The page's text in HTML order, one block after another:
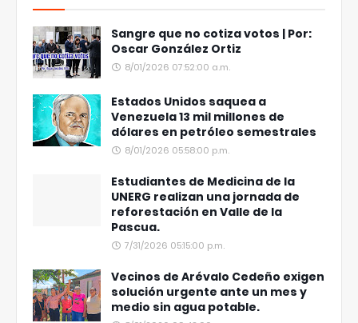
Sangre que no cotiza votos | Por:
Oscar González Ortiz
8/01/2026 07:52:00 a.m.
Estados Unidos saquea a
Venezuela 13 mil millones de
dólares en petróleo semestrales
8/01/2026 05:58:00 p.m.
Estudiantes de Medicina de la
UNERG realizan una jornada de
reforestación en Valle de la
Pascua.
7/31/2026 05:15:00 p.m.
Vecinos de Arévalo Cedeño exigen
solución urgente ante un mes y
medio sin agua potable.